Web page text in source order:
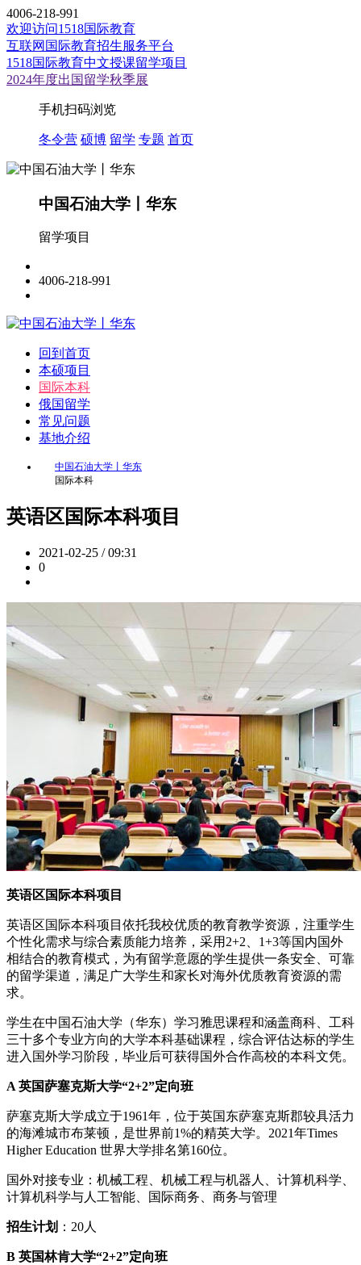
4006-218-991
欢迎访问1518国际教育
互联网国际教育招生服务平台
1518国际教育中文授课留学项目
2024年度出国留学秋季展
手机扫码浏览
冬令营 硕博 留学 专题 首页
中国石油大学丨华东
留学项目
4006-218-991
回到首页
本硕项目
国际本科
俄国留学
常见问题
基地介绍
中国石油大学丨华东
国际本科
英语区国际本科项目
2021-02-25 / 09:31
0
英语区国际本科项目
英语区国际本科项目依托我校优质的教育教学资源，注重学生
个性化需求与综合素质能力培养，采用2+2、1+3等国内国外
相结合的教育模式，为有留学意愿的学生提供一条安全、可靠
的留学渠道，满足广大学生和家长对海外优质教育资源的需
求。
学生在中国石油大学（华东）学习雅思课程和涵盖商科、工科
三十多个专业方向的大学本科基础课程，综合评估达标的学生
进入国外学习阶段，毕业后可获得国外合作高校的本科文凭。
A 英国萨塞克斯大学“2+2”定向班
萨塞克斯大学成立于1961年，位于英国东萨塞克斯郡较具活力
的海滩城市布莱顿，是世界前1%的精英大学。2021年Times
Higher Education 世界大学排名第160位。
国外对接专业：机械工程、机械工程与机器人、计算机科学、
计算机科学与人工智能、国际商务、商务与管理
招生计划 ：20人
B 英国林肯大学“2+2”定向班